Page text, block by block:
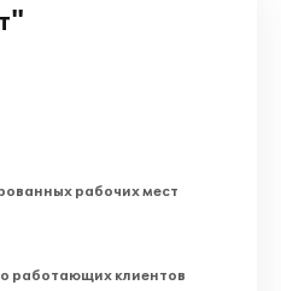
рабочих мест
работающих клиентов